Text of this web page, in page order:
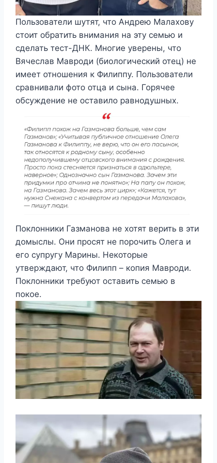
Пользователи шутят, что Андрею Малахову
стоит обратить внимания на эту семью и
сделать тест-ДНК. Многие уверены, что
Вячеслав Мавроди (биологический отец) не
имеет отношения к Филиппу. Пользователи
сравнивали фото отца и сына. Горячее
обсуждение не оставило равнодушных.
Поклонники Газманова не хотят верить в эти
домыслы. Они просят не порочить Олега и
его супругу Марины. Некоторые
утверждают, что Филипп – копия Мавроди.
Поклонники требуют оставить семью в
покое.